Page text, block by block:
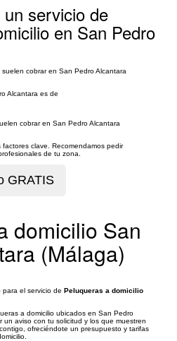
servicio de
en San Pedro
suelen cobrar en San Pedro Alcantara
Alcantara es de
cobrar en San Pedro Alcantara
clave. Recomendamos pedir
de tu zona.
domicilio San
(Málaga)
el servicio de Peluqueras a domicilio
a domicilio ubicados en San Pedro
un aviso con tu solicitud y los que muestren
ofreciéndote un presupuesto y tarifas